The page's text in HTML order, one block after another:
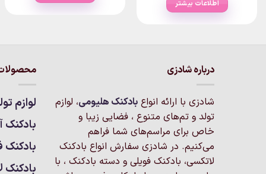
اطلاعات بیشتر
درباره شادزی
شادزی با ارائه انواع بادکنک‌ هلیومی، لوازم
تولد و تم‌های متنوع ، فضایی زیبا و
خاص برای مراسم‌های شما فراهم
می‌کنیم. در شادزی سفارش انواع بادکنک
لاتکسی، بادکنک فویلی و دسته بادکنک ، با
لوازم
بادکنک
بادکنک
بادکنک